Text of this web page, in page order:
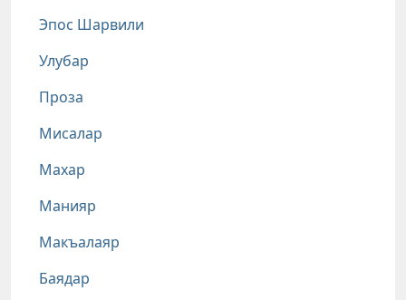
Эпос Шарвили
Улубар
Проза
Мисалар
Махар
Манияр
Макъалаяр
Баядар